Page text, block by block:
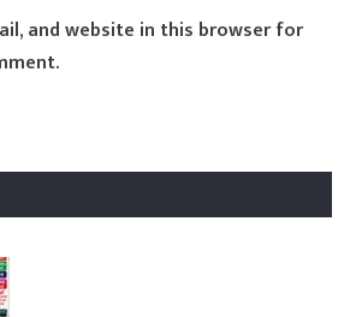
and website in this browser for